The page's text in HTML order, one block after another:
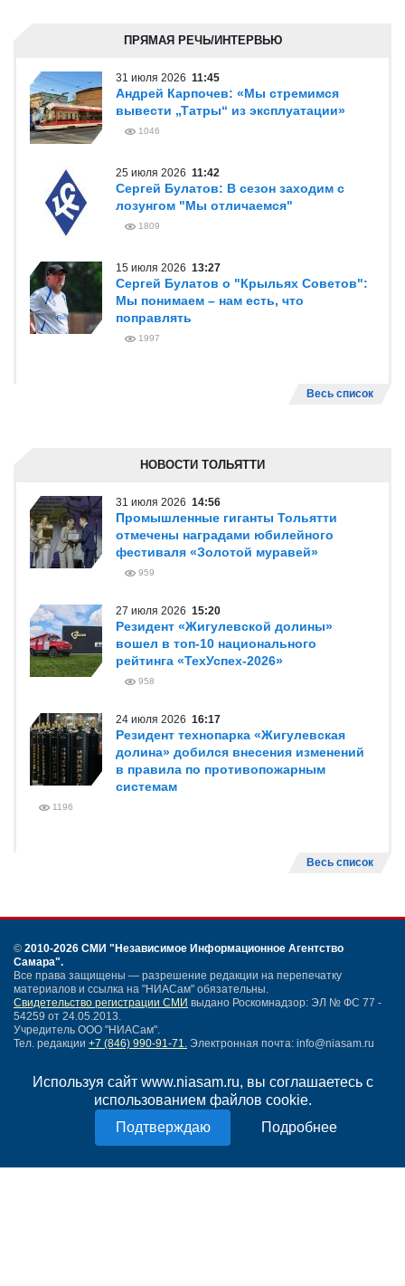
Используя сайт www.niasam.ru, вы соглашаетесь с
использованием файлов cookie.
Подробнее
ПРЯМАЯ РЕЧЬ/ИНТЕРВЬЮ
31 июля 2026 11:45
Андрей Карпочев: «Мы стремимся
вывести „Татры“ из эксплуатации»
1046
25 июля 2026 11:42
Сергей Булатов: В сезон заходим с
лозунгом "Мы отличаемся"
1809
15 июля 2026 13:27
Сергей Булатов о "Крыльях Советов":
Мы понимаем – нам есть, что
поправлять
1997
Весь список
НОВОСТИ ТОЛЬЯТТИ
31 июля 2026 14:56
Промышленные гиганты Тольятти
отмечены наградами юбилейного
фестиваля «Золотой муравей»
959
27 июля 2026 15:20
Резидент «Жигулевской долины»
вошел в топ-10 национального
рейтинга «ТехУспех-2026»
958
24 июля 2026 16:17
Резидент технопарка «Жигулевская
долина» добился внесения изменений
в правила по противопожарным
системам
1196
Весь список
© 2010-2026 СМИ "Независимое Информационное Агентство
Самара".
Все права защищены — разрешение редакции на перепечатку
материалов и ссылка на "НИАСам" обязательны.
Свидетельство регистрации СМИ выдано Роскомнадзор: ЭЛ № ФС 77 -
54259 от 24.05.2013.
Учредитель ООО "НИАСам".
Тел. редакции +7 (846) 990-91-71. Электронная почта: info@niasam.ru
Карта сайта
Нашли ошибку?
Политика конфиденциальности
Согласие на обработку персональных данных